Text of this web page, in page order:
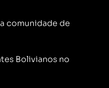
comunidade de
Bolivianos no